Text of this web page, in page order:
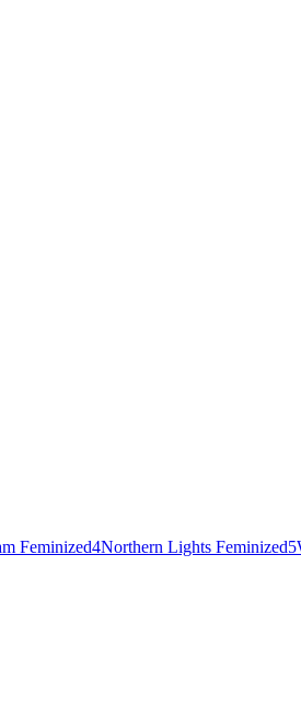
Feminized4Northern Lights Feminized5